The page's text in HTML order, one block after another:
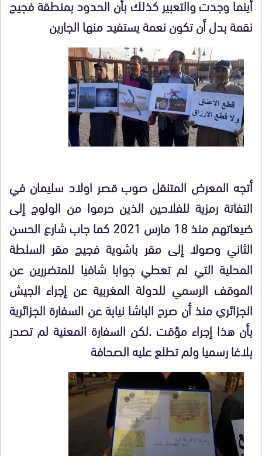
نقمة بدل أن تكون نعمة يستفيد منها الجارين
أتجه المعرض المتنقل صوب قصر اولاد سليمان في
التفاتة رمزية للفلاحين الذين حرموا من الولوج إلى
ضيعاتهم منذ 18 مارس 2021 كما جاب شارع الحسن
الثاني وصولا إلى مقر باشوية فجيج مقر السلطة
المحلية التي لم تعطي جوابا شافيا للمتضررين عن
الموقف الرسمي للدولة المغربية عن إجراء الجيش
الجزائري منذ أن صرح الباشا نيابة عن السفارة الجزائرية
بأن هذا إجراء مؤقت .لكن السفارة المعنية لم تصدر
بلاغا رسميا ولم تطلع عليه الصحافة